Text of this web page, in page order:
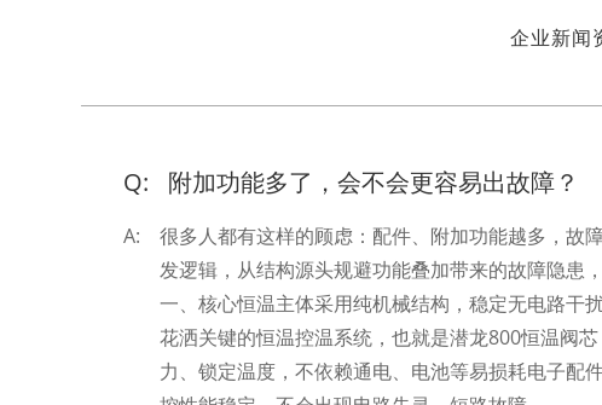
企业新闻
Q: 附加功能多了，会不会更容易出故障？
A:
很多人都有这样的顾虑：配件、附加功能越多，故
发逻辑，从结构源头规避功能叠加带来的故障隐患
一、核心恒温主体采用纯机械结构，稳定无电路干
花洒关键的恒温控温系统，也就是潜龙800恒温阀
力、锁定温度，不依赖通电、电池等易损耗电子配